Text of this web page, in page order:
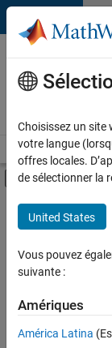
Passer au contenu
Votre
carrière
chez
Accueil Explorer
Activer/
Contenu
FILTRER PAR
Programme destiné aux
Globalisation
Choisissez un site
votre langue
offres locales.
de sélectionner la
United States
Vous pouvez
suivante :
Amériques
América Latina